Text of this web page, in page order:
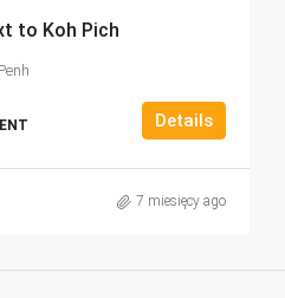
to Koh Pich
Details
7 miesięcy ago